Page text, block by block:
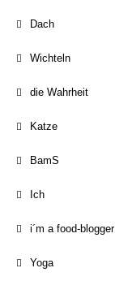
Dach
Wichteln
die Wahrheit
Katze
BamS
Ich
i´m a food-blogger
Yoga